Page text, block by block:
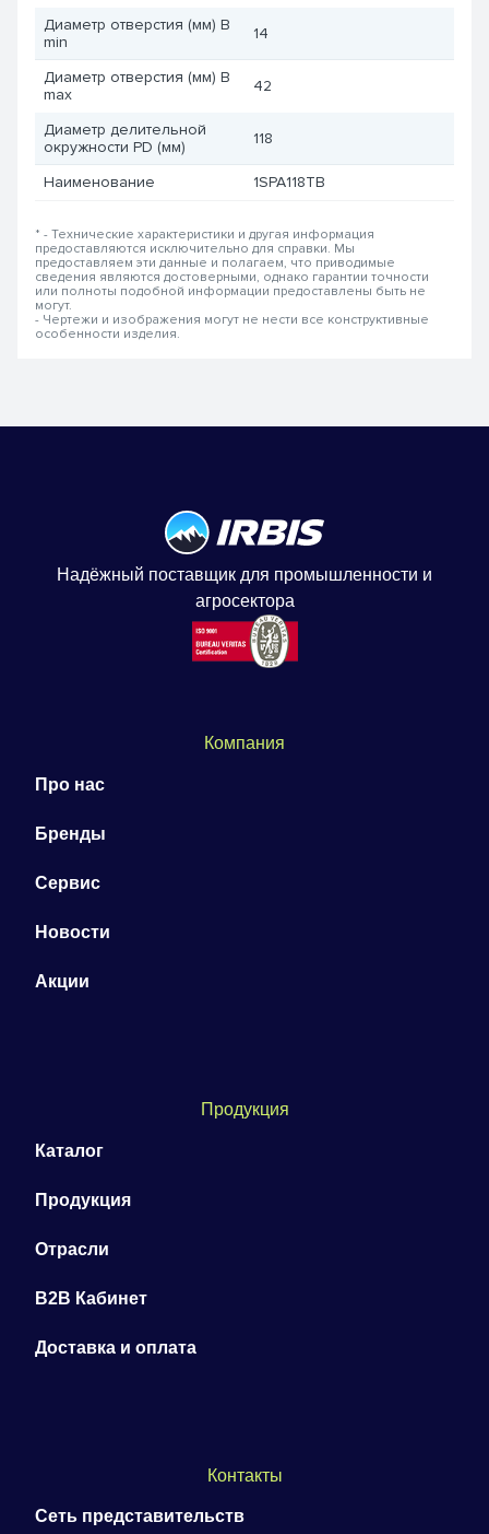
Диаметр отверстия (мм) B
min
14
Диаметр отверстия (мм) B
max
42
Диаметр делительной
окружности PD (мм)
118
Наименование 1SPA118TB
* - Технические характеристики и другая информация
предоставляются исключительно для справки. Мы
предоставляем эти данные и полагаем, что приводимые
сведения являются достоверными, однако гарантии точности
или полноты подобной информации предоставлены быть не
могут.
- Чертежи и изображения могут не нести все конструктивные
особенности изделия.
Надёжный поставщик для промышленности и
агросектора
Компания
Про нас
Бренды
Сервис
Новости
Акции
Продукция
Каталог
Продукция
Отрасли
B2B Кабинет
Доставка и оплата
Контакты
Сеть представительств